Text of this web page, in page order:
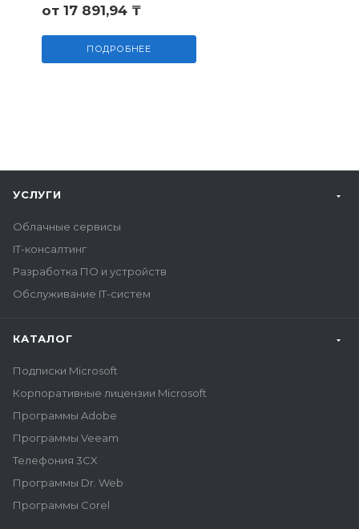
от 17 891,94 ₸
ПОДРОБНЕЕ
УСЛУГИ
Облачные сервисы
IT-консалтинг
Разработка ПО и устройств
Обслуживание IT-систем
КАТАЛОГ
Подписки Microsoft
Корпоративные лицензии Microsoft
Программы Adobe
Программы Veeam
Телефония 3CX
Программы Dr. Web
Программы Corel